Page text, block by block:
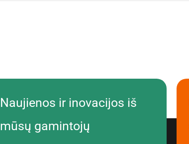
Naujienos ir inovacijos iš
mūsų gamintojų